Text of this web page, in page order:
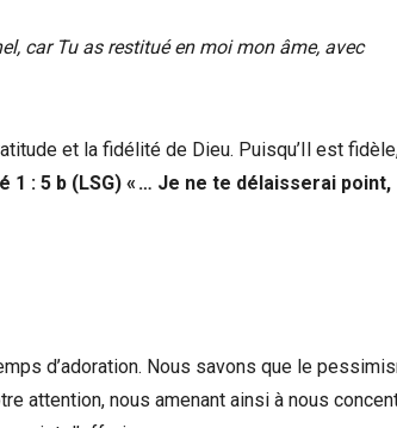
car Tu as restitué en moi mon âme, avec
et la fidélité de Dieu. Puisqu’Il est
1 : 5 b (LSG) « … Je ne te délaisserai point,
d’adoration. Nous savons que le
attention, nous amenant ainsi à nous